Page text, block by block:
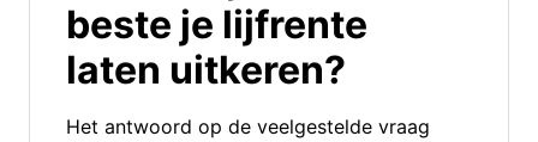
beste je lijfrente
laten uitkeren?
Het antwoord op de veelgestelde vraag